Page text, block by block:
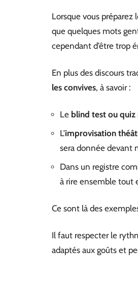
Lorsque vous préparez
que quelques mots
cependant d’être trop
En plus des discours
les convives, à savoir :
Le blind test ou quiz
L’improvisation
sera donnée devant
Dans un registre
à rire ensemble tout
Ce sont là des
Il faut respecter le
adaptés aux goûts et